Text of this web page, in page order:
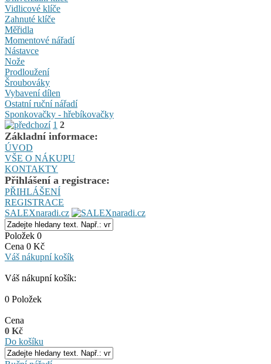
Vidlicové klíče
Zahnuté klíče
Měřidla
Momentové nářadí
Nástavce
Nože
Prodloužení
Šroubováky
Vybavení dílen
Ostatní ruční nářadí
Sponkovačky - hřebíkovačky
1 2
Základní informace:
ÚVOD
VŠE O NÁKUPU
KONTAKTY
Přihlášení a registrace:
PŘIHLÁŠENÍ
REGISTRACE
SALEXnaradi.cz
Položek 0
Cena 0 Kč
Váš nákupní košík
Váš nákupní košík:
0 Položek
Cena
0 Kč
Do košíku